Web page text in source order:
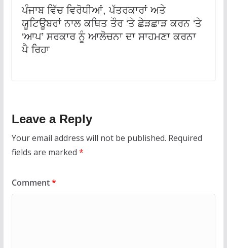
ਪੰਜਾਬ ਵਿੱਚ ਵਿਰੋਧੀਆਂ, ਪੱਤਰਕਾਰਾਂ ਅਤੇ
ਯੂਟਿਊਬਰਾਂ ਨਾਲ ਕਥਿਤ ਤੌਰ ‘ਤੇ ਛੇੜਛਾੜ ਕਰਨ ‘ਤੇ
‘ਆਪ’ ਸਰਕਾਰ ਨੂੰ ਆਲੋਚਨਾ ਦਾ ਸਾਹਮਣਾ ਕਰਨਾ
ਪੈ ਰਿਹਾ
Leave a Reply
Your email address will not be published. Required
fields are marked *
Comment*